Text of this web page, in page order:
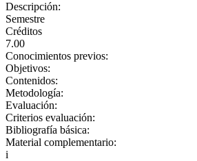
Descripción:
Semestre
Créditos
7.00
Conocimientos previos:
Objetivos:
Contenidos:
Metodología:
Evaluación:
Criterios evaluación:
Bibliografía básica:
Material complementario:
i